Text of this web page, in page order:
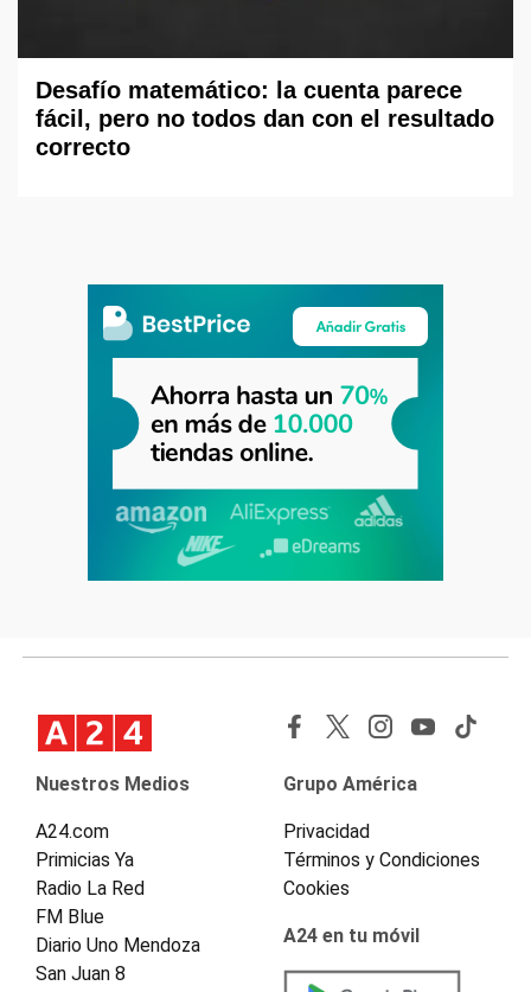
Desafío matemático: la cuenta parece
fácil, pero no todos dan con el resultado
correcto
Nuestros Medios
A24.com
Primicias Ya
Radio La Red
FM Blue
Diario Uno Mendoza
San Juan 8
Grupo América
Privacidad
Términos y Condiciones
Cookies
A24 en tu móvil